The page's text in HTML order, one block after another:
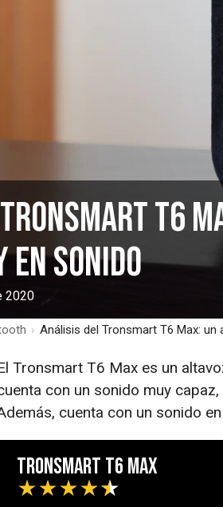
T6
en sonido
2020
› Análisis del Tronsmart T6 Max:
Tronsmart T6 Max es un
con un sonido muy
cuenta con un sonido
Tronsmart T6 Max
★★★★★